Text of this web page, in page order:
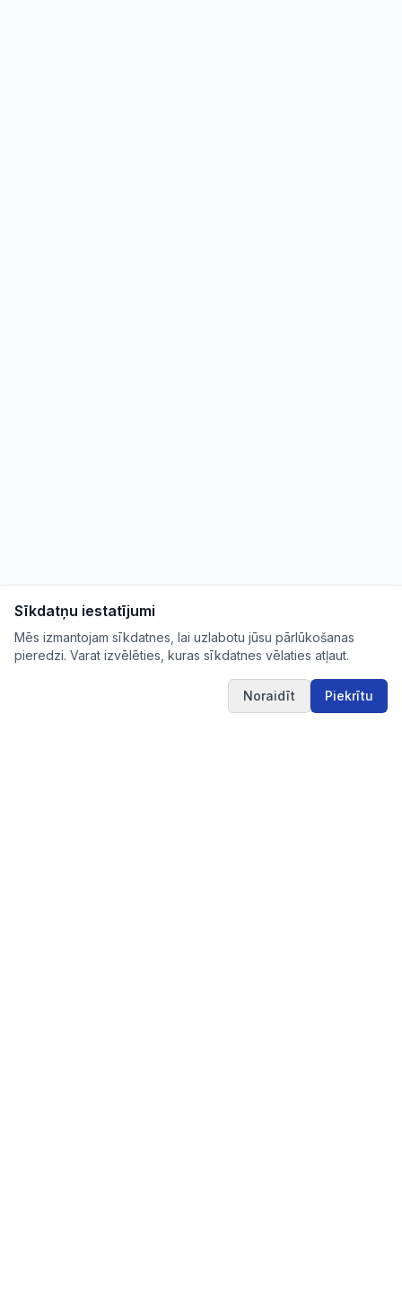
Sīkdatņu iestatījumi
Mēs izmantojam sīkdatnes, lai uzlabotu jūsu pārlūkošanas
pieredzi. Varat izvēlēties, kuras sīkdatnes vēlaties atļaut.
Noraidīt Piekrītu